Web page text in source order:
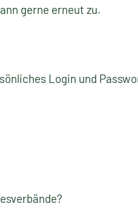
gerne erneut zu.
Login und